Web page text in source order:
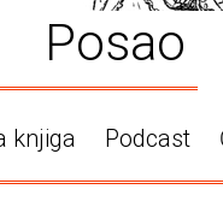
Posao
knjiga Podcast